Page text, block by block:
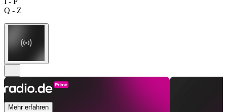
Q - Z
Mehr erfahren